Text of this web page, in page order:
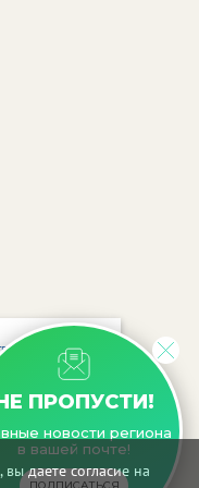
даете согласие на
ПРОПУСТИ!
новости региона
в вашей почте!
vRossii.ru
vRossii.ru
40,
предназначенную